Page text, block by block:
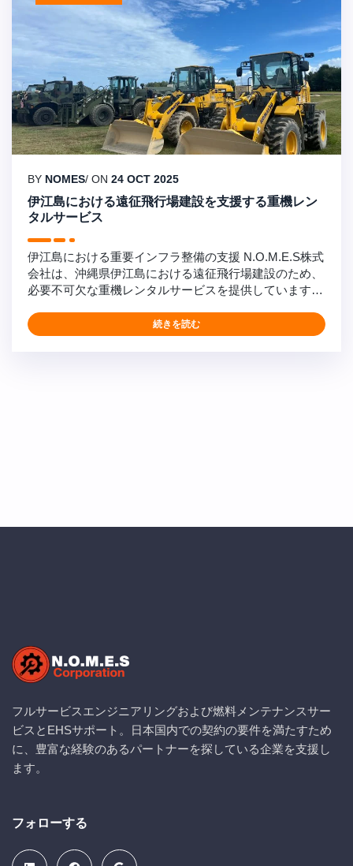
BY NOMES/ ON 24 OCT 2025
伊江島における遠征飛行場建設を支援する重機レン
タルサービス
伊江島における重要インフラ整備の支援 N.O.M.E.S株式
会社は、沖縄県伊江島における遠征飛行場建設のため、
必要不可欠な重機レンタルサービスを提供しています。
訓練インフラを支援し、運用準備態勢と建設効率を確保
しています。 機器レンタルサービス内容: 路面圧縮用重
続きを読む
フルサービスエンジニアリングおよび燃料メンテナンスサー
ビスとEHSサポート。日本国内での契約の要件を満たすため
に、豊富な経験のあるパートナーを探している企業を支援し
ます。
フォローする